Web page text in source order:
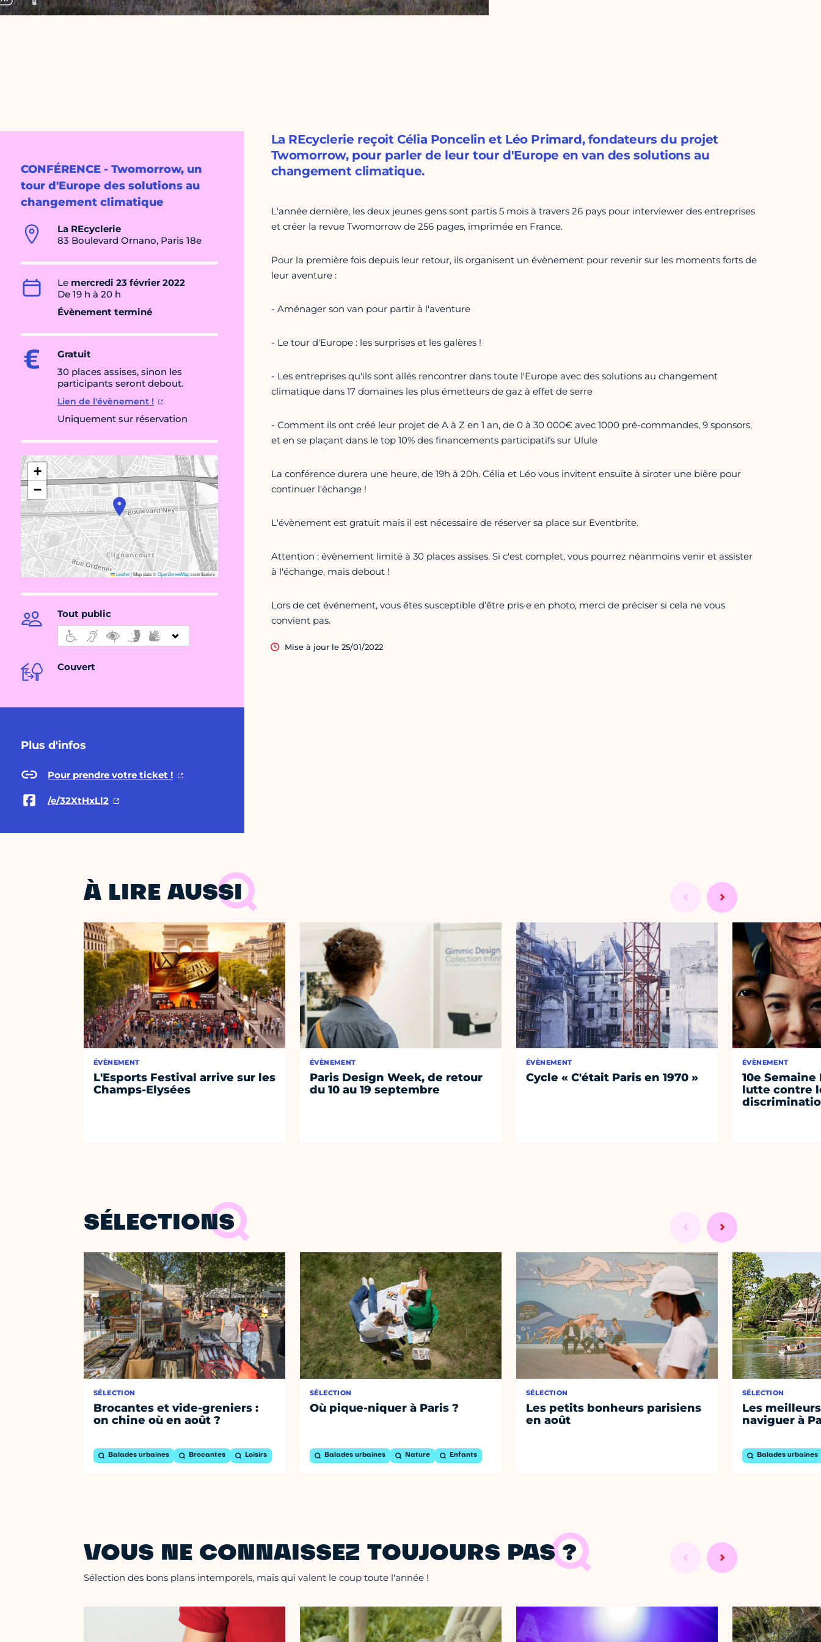
CONFÉRENCE - Twomorrow, un
tour d'Europe des solutions au
changement climatique
La REcyclerie
83 Boulevard Ornano, Paris 18e
Le mercredi 23 février 2022
De 19 h à 20 h
Évènement terminé
Gratuit
30 places assises, sinon les
participants seront debout.
Lien de l'évènement !
Uniquement sur réservation
+
−
Leaflet|Map data ©OpenStreetMapcontributors
Tout public
Couvert
Plus d'infos
Pour prendre votre ticket !
/e/32XtHxLl2
La REcyclerie reçoit Célia Poncelin et Léo Primard, fondateurs du projet
Twomorrow, pour parler de leur tour d'Europe en van des solutions au
changement climatique.
L'année dernière, les deux jeunes gens sont partis 5 mois à travers 26 pays pour interviewer des entreprises
et créer la revue Twomorrow de 256 pages, imprimée en France.
Pour la première fois depuis leur retour, ils organisent un évènement pour revenir sur les moments forts de
leur aventure :
- Aménager son van pour partir à l'aventure
- Le tour d'Europe : les surprises et les galères !
- Les entreprises qu'ils sont allés rencontrer dans toute l'Europe avec des solutions au changement
climatique dans 17 domaines les plus émetteurs de gaz à effet de serre
- Comment ils ont créé leur projet de A à Z en 1 an, de 0 à 30 000€ avec 1000 pré-commandes, 9 sponsors,
et en se plaçant dans le top 10% des financements participatifs sur Ulule
La conférence durera une heure, de 19h à 20h. Célia et Léo vous invitent ensuite à siroter une bière pour
continuer l'échange !
L'évènement est gratuit mais il est nécessaire de réserver sa place sur Eventbrite.
Attention : évènement limité à 30 places assises. Si c'est complet, vous pourrez néanmoins venir et assister
à l'échange, mais debout !
Lors de cet événement, vous êtes susceptible d’être pris·e en photo, merci de préciser si cela ne vous
convient pas.
Mise à jour le 25/01/2022
À LIRE AUSSI
ÉVÈNEMENT
L'Esports Festival arrive sur les
Champs-Elysées
ÉVÈNEMENT
Paris Design Week, de retour
du 10 au 19 septembre
ÉVÈNEMENT
Cycle « C'était Paris en 1970 »
ÉVÈNEMENT
10e
lutte contre
SÉLECTIONS
SÉLECTION
Brocantes et vide-greniers :
on chine où en août ?
Balades urbaines Brocantes Loisirs
SÉLECTION
Où pique-niquer à Paris ?
Balades urbaines Nature Enfants
SÉLECTION
Les petits bonheurs parisiens
en août
SÉLECTION
Les
naviguer à
Balades urbaines
VOUS NE CONNAISSEZ TOUJOURS PAS ?
Sélection des bons plans intemporels, mais qui valent le coup toute l'année !